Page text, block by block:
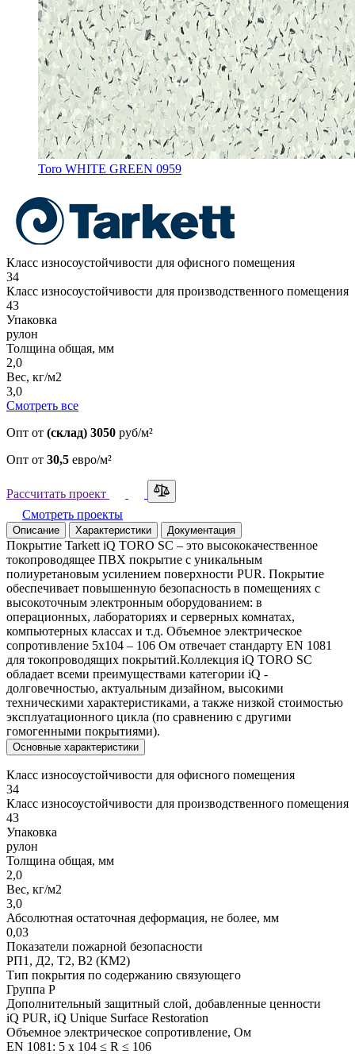
Toro WHITE GREEN 0959
Класс износоустойчивости для офисного помещения
34
Класс износоустойчивости для производственного помещения
43
Упаковка
рулон
Толщина общая, мм
2,0
Вес, кг/м2
3,0
Смотреть все
Опт от (склад) 3050 руб/м²
Опт от 30,5 евро/м²
Рассчитать проект
Смотреть проекты
Описание Характеристики Документация
Покрытие Tarkett iQ TORO SC – это высококачественное
токопроводящее ПВХ покрытие с уникальным
полиуретановым усилением поверхности PUR. Покрытие
обеспечивает повышенную безопасность в помещениях с
высокоточным электронным оборудованием: в
операционных, лабораториях и серверных комнатах,
компьютерных классах и т.д. Объемное электрическое
сопротивление 5x104 – 106 Ом отвечает стандарту EN 1081
для токопроводящих покрытий.Коллекция iQ TORO SC
обладает всеми преимуществами категории iQ -
долговечностью, актуальным дизайном, высокими
техническими характеристиками, а также низкой стоимостью
эксплуатационного цикла (по сравнению с другими
гомогенными покрытиями).
Основные характеристики
Класс износоустойчивости для офисного помещения
34
Класс износоустойчивости для производственного помещения
43
Упаковка
рулон
Толщина общая, мм
2,0
Вес, кг/м2
3,0
Абсолютная остаточная деформация, не более, мм
0,03
Показатели пожарной безопасности
РП1, Д2, Т2, В2 (КМ2)
Тип покрытия по содержанию связующего
Группа P
Дополнительный защитный слой, добавленные ценности
iQ PUR, iQ Unique Surface Restoration
Объемное электрическое сопротивление, Ом
EN 1081: 5 x 104 ≤ R ≤ 106